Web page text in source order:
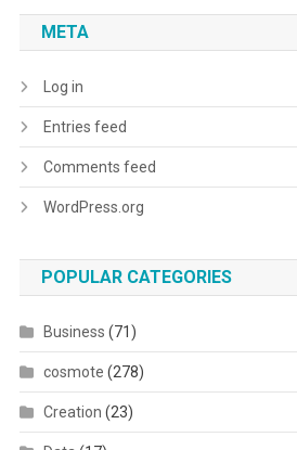
META
Log in
Entries feed
Comments feed
WordPress.org
POPULAR CATEGORIES
Business (71)
cosmote (278)
Creation (23)